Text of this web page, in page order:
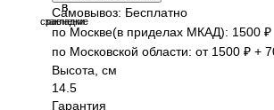
В
закладки
В
сравнение
Самовывоз: Бесплатно
по Москве(в приделах МКАД): 1500 ₽
по Московской области: от 1500 ₽ +
Высота, см
14.5
Гарантия